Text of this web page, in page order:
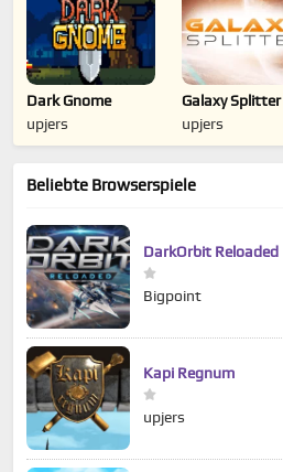
Dark Gnome
upjers
Galaxy Splitter
upjers
Beliebte Browserspiele
DarkOrbit Reloaded
Bigpoint
Kapi Regnum
upjers